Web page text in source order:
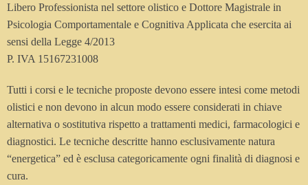
Libero Professionista nel settore olistico e Dottore Magistrale in
Psicologia Comportamentale e Cognitiva Applicata che esercita ai
sensi della Legge 4/2013
P. IVA 15167231008
Tutti i corsi e le tecniche proposte devono essere intesi come metodi
olistici e non devono in alcun modo essere considerati in chiave
alternativa o sostitutiva rispetto a trattamenti medici, farmacologici e
diagnostici. Le tecniche descritte hanno esclusivamente natura
“energetica” ed è esclusa categoricamente ogni finalità di diagnosi e
cura.